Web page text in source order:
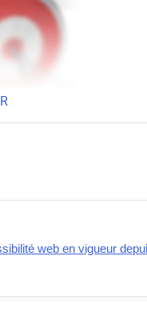
web en vigueur